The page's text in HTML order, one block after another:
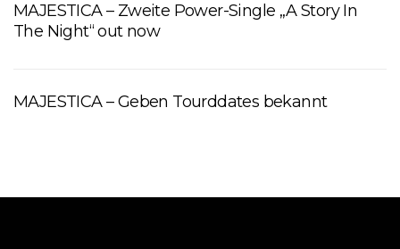
MAJESTICA – Zweite Power-Single „A Story In
The Night“ out now
MAJESTICA – Geben Tourddates bekannt